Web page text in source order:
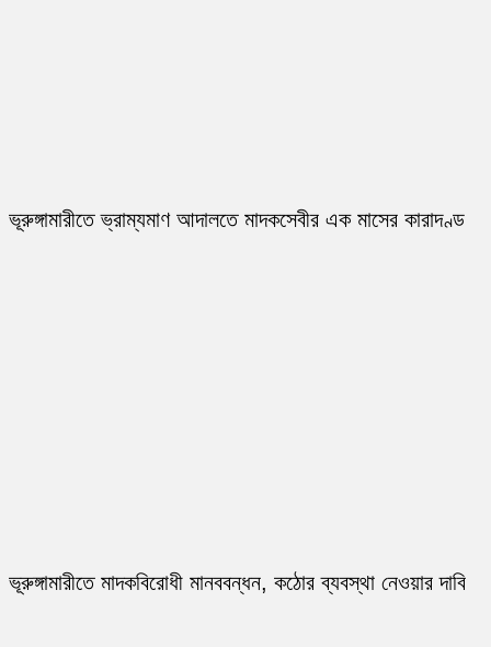
ভূরুঙ্গামারীতে ভ্রাম্যমাণ আদালতে মাদকসেবীর এক মাসের কারাদণ্ড
ভূরুঙ্গামারীতে মাদকবিরোধী মানববন্ধন, কঠোর ব্যবস্থা নেওয়ার দাবি